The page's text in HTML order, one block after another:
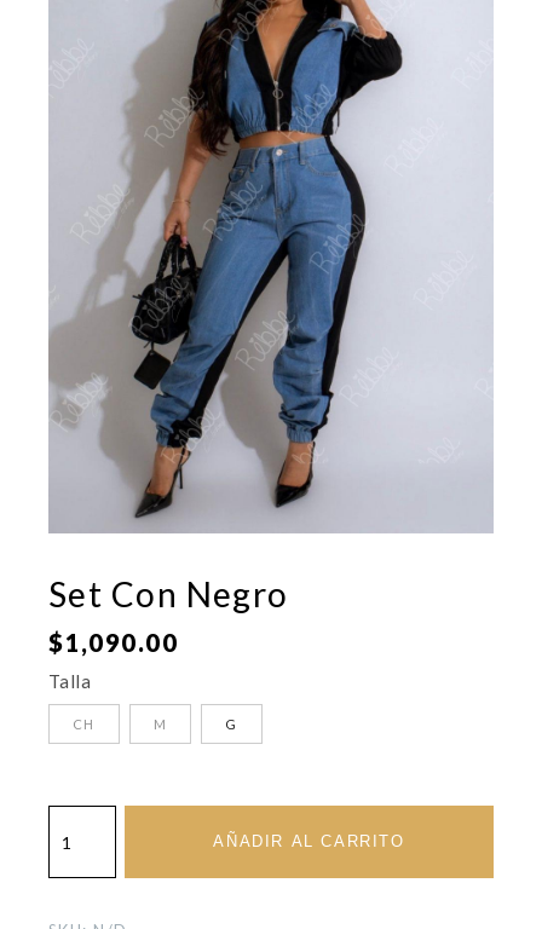
Set Con Negro
$1,090.00
Talla
CH M G
Con
cantidad
AÑADIR AL CARRITO